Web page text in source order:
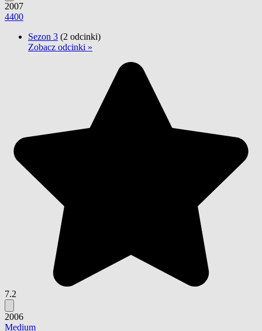
2007
4400
Sezon 3 (2 odcinki)
Zobacz odcinki »
7.2
2006
Medium